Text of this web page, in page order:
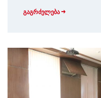
გაგრძელება